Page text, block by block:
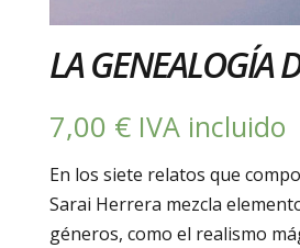
LA GENEALOGÍA
7,00 € IVA incluido
En los siete relatos que
Sarai Herrera mezcla
géneros, como el realismo